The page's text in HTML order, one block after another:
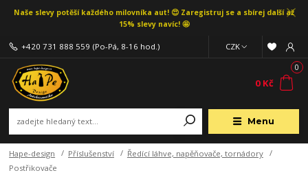
Naše slevy potěší každého milovníka aut! 😍 Zaregistruj se a sbírej další až
15% slevy navíc! 🤩
Menu
CZK
+420 731 888 559 (Po-Pá, 8-16 hod.)
0
0 Kč
Hape-design Příslušenství
Ředící láhve, napěňovače, tornádory
Postřikovače